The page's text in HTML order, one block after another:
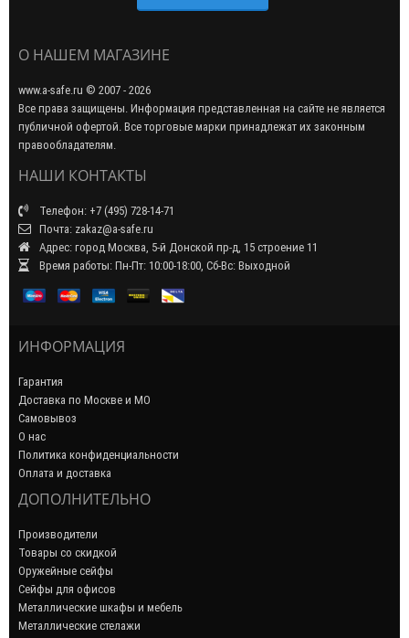
О НАШЕМ МАГАЗИНЕ
www.a-safe.ru © 2007 - 2026
Все права защищены. Информация представленная на сайте не является
публичной офертой. Все торговые марки принадлежат их законным
правообладателям.
НАШИ КОНТАКТЫ
Телефон: +7 (495) 728-14-71
Почта: zakaz@a-safe.ru
Адрес: город Москва, 5-й Донской пр-д, 15 строение 11
Время работы: Пн-Пт: 10:00-18:00, Сб-Вс: Выходной
ИНФОРМАЦИЯ
Гарантия
Доставка по Москве и МО
Самовывоз
О нас
Политика конфиденциальности
Оплата и доставка
ДОПОЛНИТЕЛЬНО
Производители
Товары со скидкой
Оружейные сейфы
Сейфы для офисов
Металлические шкафы и мебель
Металлические стелажи